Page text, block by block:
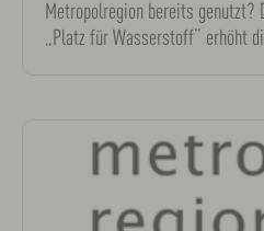
Metropolregion bereits genutzt?
„Platz für Wasserstoff“ erhöht